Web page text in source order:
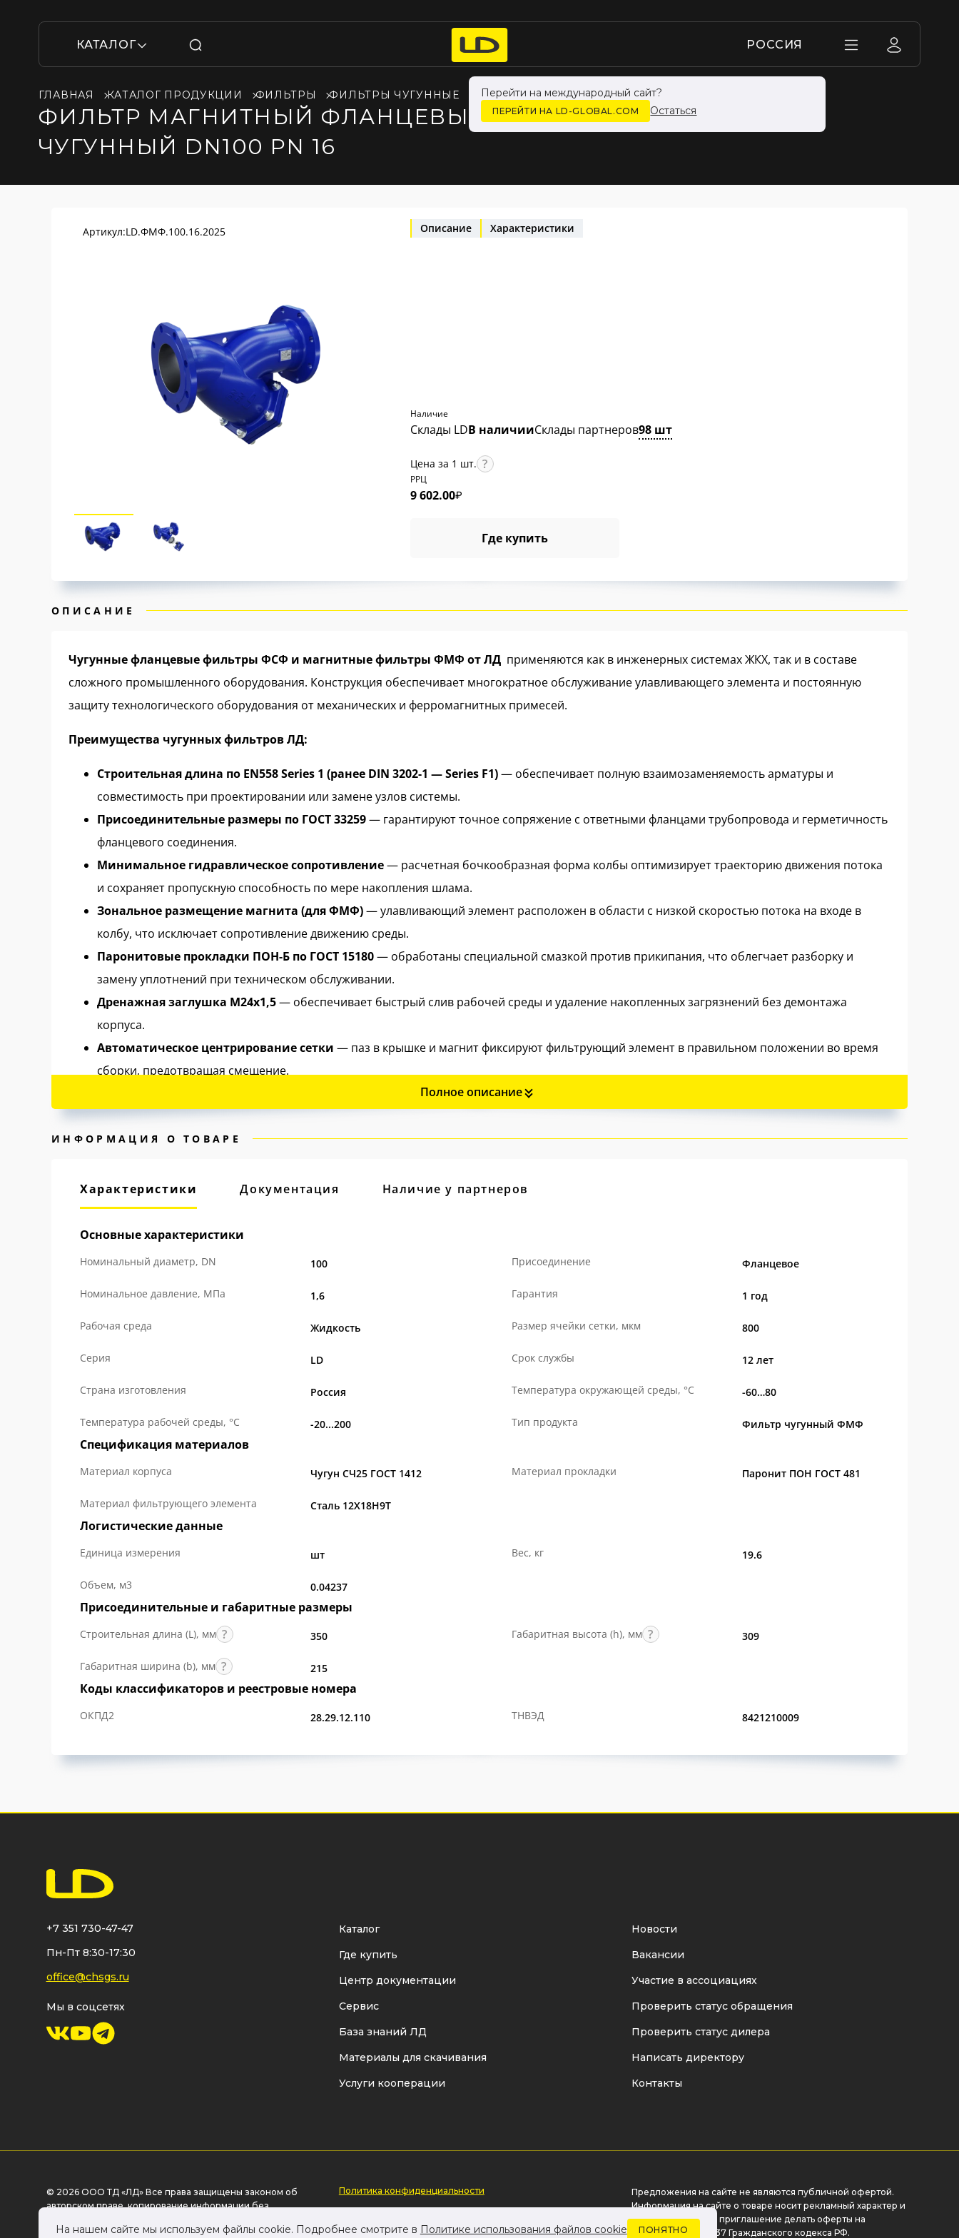
КАТАЛОГ РОССИЯ
Перейти на международный сайт?
ПЕРЕЙТИ НА LD-GLOBAL.COM Остаться
ГЛАВНАЯ КАТАЛОГ ПРОДУКЦИИ ФИЛЬТРЫ ФИЛЬТРЫ ЧУГУННЫЕ
ФИЛЬТР МАГНИТНЫЙ ФЛАНЦЕВЫЙ LD ФМФ У-ОБРАЗНЫЙ
ЧУГУННЫЙ DN100 PN 16
Артикул:LD.ФМФ.100.16.2025 Описание Характеристики
Наличие
Склады LDВ наличииСклады партнеров98 шт
Цена за 1 шт.
РРЦ
9 602.00₽
Где купить
ОПИСАНИЕ
Чугунные фланцевые фильтры ФСФ и магнитные фильтры ФМФ от ЛД применяются как в инженерных системах ЖКХ, так и в составе
сложного промышленного оборудования. Конструкция обеспечивает многократное обслуживание улавливающего элемента и постоянную
защиту технологического оборудования от механических и ферромагнитных примесей.
Преимущества чугунных фильтров ЛД:
Строительная длина по EN558 Series 1 (ранее DIN 3202-1 — Series F1)— обеспечивает полную взаимозаменяемость арматуры и
совместимость при проектировании или замене узлов системы.
Присоединительные размеры по ГОСТ 33259— гарантируют точное сопряжение с ответными фланцами трубопровода и герметичность
фланцевого соединения.
Минимальное гидравлическое сопротивление— расчетная бочкообразная форма колбы оптимизирует траекторию движения потока
и сохраняет пропускную способность по мере накопления шлама.
Зональное размещение магнита (для ФМФ)— улавливающий элемент расположен в области с низкой скоростью потока на входе в
колбу, что исключает сопротивление движению среды.
Паронитовые прокладки ПОН-Б по ГОСТ 15180— обработаны специальной смазкой против прикипания, что облегчает разборку и
замену уплотнений при техническом обслуживании.
Дренажная заглушка М24х1,5— обеспечивает быстрый слив рабочей среды и удаление накопленных загрязнений без демонтажа
корпуса.
Автоматическое центрирование сетки — паз в крышке и магнит фиксируют фильтрующий элемент в правильном положении во время
сборки, предотвращая смещение.
— достаточное внутреннее пространство обеспечивает беспрепятственный доступ к крепежным
элементам и сетке при проведении регламентных работ.
Двухсторонняя индикация потока— направление движения среды отлито на обеих сторонах корпуса, что исключает ошибки при
100% продукции производится на заводе ЛД в Челябинске с полным контролем всех этапов производства.
Полное описание
ИНФОРМАЦИЯ О ТОВАРЕ
Характеристики Документация Наличие у партнеров
Основные характеристики
Номинальный диаметр, DN 100 Присоединение Фланцевое
Номинальное давление, МПа 1,6 Гарантия 1 год
Рабочая среда Жидкость Размер ячейки сетки, мкм 800
Серия LD Срок службы 12 лет
Страна изготовления Россия Температура окружающей среды, °С -60…80
Температура рабочей среды, °С -20...200 Тип продукта Фильтр чугунный ФМФ
Спецификация материалов
Материал корпуса Чугун СЧ25 ГОСТ 1412 Материал прокладки Паронит ПОН ГОСТ 481
Материал фильтрующего элемента Сталь 12Х18Н9Т
Логистические данные
Единица измерения шт Вес, кг 19.6
Объем, м3 0.04237
Присоединительные и габаритные размеры
Строительная длина (L), мм 350 Габаритная высота (h), мм 309
Габаритная ширина (b), мм 215
Коды классификаторов и реестровые номера
ОКПД2 28.29.12.110 ТНВЭД 8421210009
+7 351 730-47-47
Пн-Пт 8:30-17:30
office@chsgs.ru
Мы в соцсетях
Каталог
Где купить
Центр документации
Сервис
База знаний ЛД
Материалы для скачивания
Услуги кооперации
Новости
Вакансии
Участие в ассоциациях
Проверить статус обращения
Проверить статус дилера
Написать директору
Контакты
© 2026 ООО ТД «ЛД» Все права защищены законом об
авторском праве, копирование информации без
Политика конфиденциальности
Пользовательское соглашение
Предложения на сайте не являются публичной офертой.
Информация на сайте о товаре носит рекламный характер и
расценивается как приглашение делать оферты на
основании п.1 ст. 437 Гражданского кодекса РФ.
На нашем сайте мы используем файлы cookie. Подробнее смотрите в Политике использования файлов cookie ПОНЯТНО